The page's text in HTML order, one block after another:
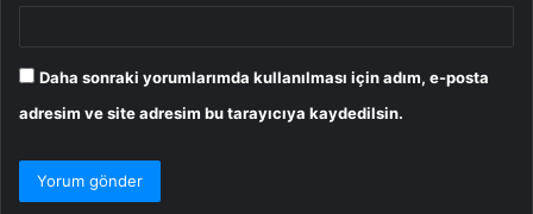
Daha sonraki yorumlarımda kullanılması için adım, e-posta
adresim ve site adresim bu tarayıcıya kaydedilsin.